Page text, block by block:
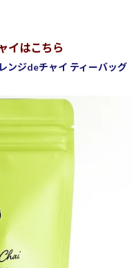
イはこちら
ンジdeチャイ ティーバッグ